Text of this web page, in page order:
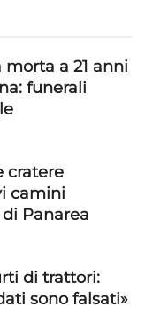
morta a 21 anni
funerali
cratere
camini
Panarea
di trattori:
sono falsati»